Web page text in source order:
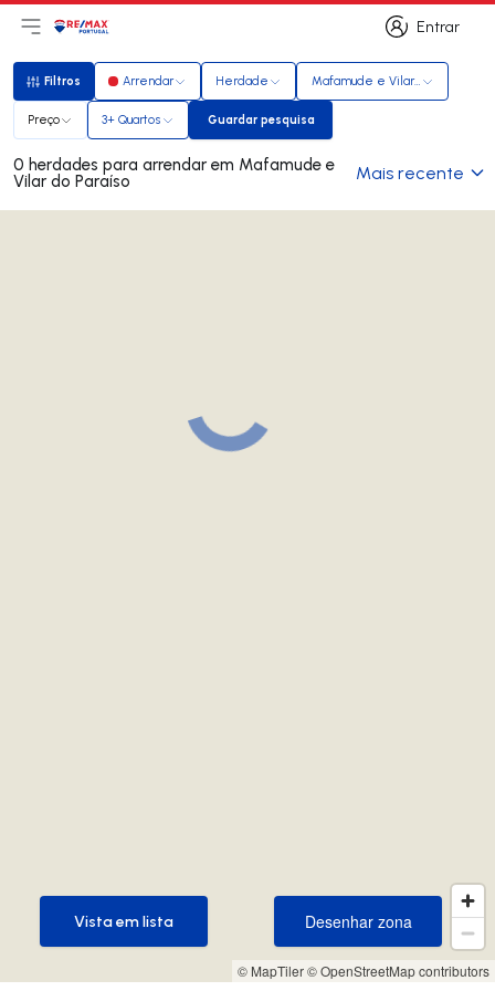
Entrar
Entrar
Abri menu principal
LogoIr para página inicial
Filtros
Filtros Arrendar Herdade Mafamude e Vilar do Paraíso
Preço 3+ Quartos Guardar pesquisa
Guardar pesquisa
0 herdades para arrendar em Mafamude e
Vilar do Paraíso Mais recente
© MapTiler© OpenStreetMap contributors
Desenhar zona
Desenhar zona
Vista em lista
Vista em lista